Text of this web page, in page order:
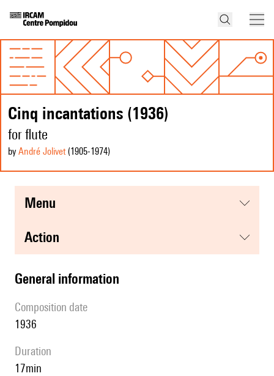
Cinq incantations (1936)
for flute
by André Jolivet(1905-1974)
menu
action
general information
composition date
1936
duration
17min